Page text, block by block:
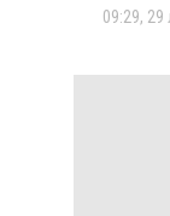
09:29, 29